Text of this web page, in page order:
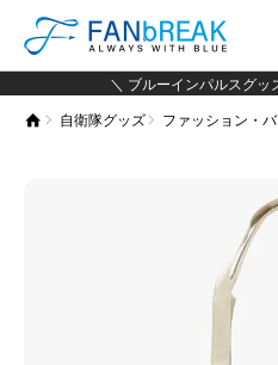
＼ ブルーインパルスグ
自衛隊グッズ ファッション・